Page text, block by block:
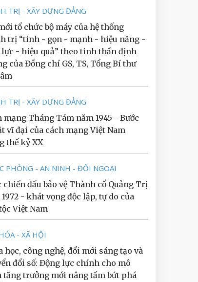
TRỊ - XÂY DỰNG ĐẢNG
tổ chức bộ máy của hệ thống
trị “tinh - gọn - mạnh - hiệu năng -
- hiệu quả” theo tinh thần định
của Đồng chí GS, TS, Tổng Bí thư
TRỊ - XÂY DỰNG ĐẢNG
mạng Tháng Tám năm 1945 - Bước
vĩ đại của cách mạng Việt Nam
thế kỷ XX
PHÒNG - AN NINH - ĐỐI NGOẠI
chiến đấu bảo vệ Thành cổ Quảng Trị
- khát vọng độc lập, tự do của
Việt Nam
- XÃ HỘI
học, công nghệ, đổi mới sáng tạo và
đổi số: Động lực chính cho mô
trưởng mới nâng tầm bứt phá